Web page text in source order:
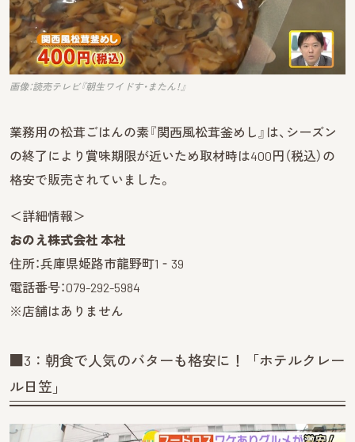
画像：読売テレビ『朝生ワイドす・またん！』
業務用の松茸ごはんの素『関西風松茸釜めし』は、シーズン
の終了により賞味期限が近いため取材時は400円（税込）の
格安で販売されていました。
＜詳細情報＞
おのえ株式会社 本社
住所：兵庫県姫路市龍野町1‐39
電話番号：079-292-5984
※店舗はありません
■3：朝食で人気のバターも格安に！「ホテルクレー
ル日笠」